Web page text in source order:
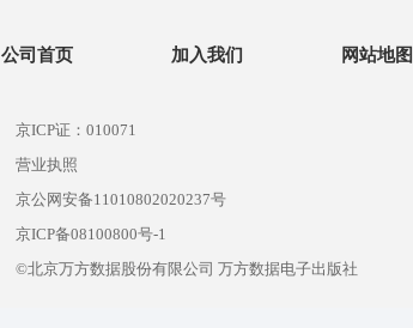
公司首页 加入我们 网站地图
京ICP证：010071
营业执照
京公网安备11010802020237号
京ICP备08100800号-1
©北京万方数据股份有限公司 万方数据电子出版社